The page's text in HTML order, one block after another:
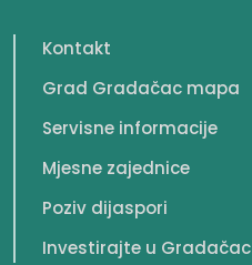
Kontakt
Grad Gradačac mapa
Servisne informacije
Mjesne zajednice
Poziv dijaspori
Investirajte u Gradačac